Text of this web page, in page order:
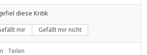
diese Kritik
mir Gefällt mir nicht
Teilen